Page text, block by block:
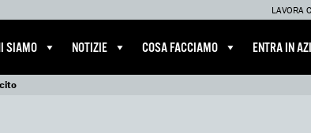
LAVORA
SIAMO NOTIZIE COSA FACCIAMO ENTRA IN